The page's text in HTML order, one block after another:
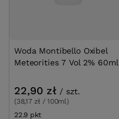
Woda Montibello Oxibel
Meteorities 7 Vol 2% 60ml
22,90 zł / szt.
(38,17 zł / 100ml)
22.9 pkt